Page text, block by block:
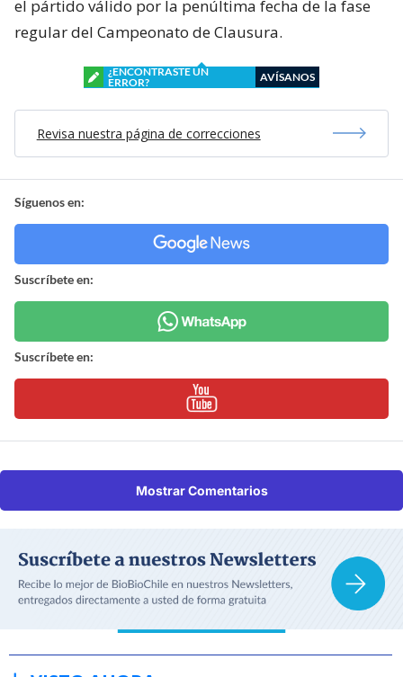
el pártido válido por la penúltima fecha de la fase
regular del Campeonato de Clausura.
¿ENCONTRASTE UN
ERROR?
AVÍSANOS
Revisa nuestra página de correcciones
Síguenos en:
Suscríbete en:
Suscríbete en:
Mostrar Comentarios